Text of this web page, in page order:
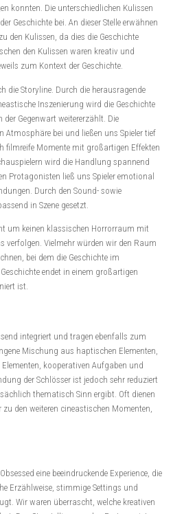
konnten. Die unterschiedlichen Kulissen
Geschichte bei. An dieser Stelle erwähnen
den Kulissen, da dies die Geschichte
den Kulissen waren kreativ und
zum Kontext der Geschichte.
die Storyline. Durch die herausragende
Inszenierung wird die Geschichte
Gegenwart weitererzählt. Die
Atmosphäre bei und ließen uns Spieler tief
filmreife Momente mit großartigen Effekten
wird die Handlung spannend
Protagonisten ließ uns Spieler emotional
Durch den Sound- sowie
in Szene gesetzt.
um keinen klassischen Horrorraum mit
verfolgen. Vielmehr würden wir den Raum
bei dem die Geschichte im
endet in einem großartigen
ist.
integriert und tragen ebenfalls zum
Mischung aus haptischen Elementen,
kooperativen Aufgaben und
der Schlösser ist jedoch sehr reduziert
thematisch Sinn ergibt. Oft dienen
den weiteren cineastischen Momenten,
eine beeindruckende Experience, die
Erzählweise, stimmige Settings und
Wir waren überrascht, welche kreativen